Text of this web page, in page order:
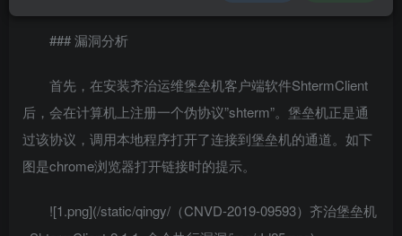
### 漏洞分析
首先，在安装齐治运维堡垒机客户端软件ShtermClient
后，会在计算机上注册一个伪协议”shterm”。堡垒机正是通
过该协议，调用本地程序打开了连接到堡垒机的通道。如下
图是chrome浏览器打开链接时的提示。
![1.png](/static/qingy/（CNVD-2019-09593）齐治堡垒机